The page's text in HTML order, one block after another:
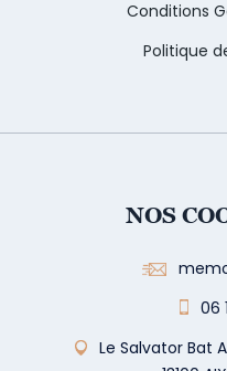
Conditions
Politique
NOS
06
Le Salvator Bat